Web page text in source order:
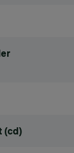
(cd)